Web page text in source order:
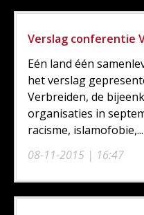
Verslag conferentie
08-11-2015 | 16:47
Eén land één
het verslag
Verbreiden, de
organisaties in
racisme, islamofobie,...